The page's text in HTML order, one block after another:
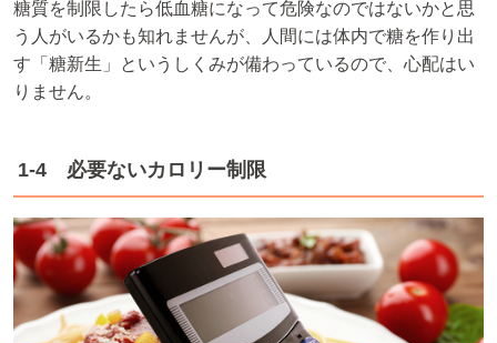
糖質を制限したら低血糖になって危険なのではないかと思
う人がいるかも知れませんが、人間には体内で糖を作り出
す「糖新生」というしくみが備わっているので、心配はい
りません。
1-4 必要ないカロリー制限